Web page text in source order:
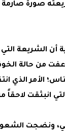
صورة صارمة
الشريعة التي
من حالة
الأمر الذي
انبثقت
ونضجت